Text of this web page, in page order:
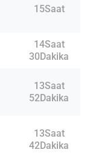
15Saat
14Saat
30Dakika
13Saat
52Dakika
13Saat
42Dakika